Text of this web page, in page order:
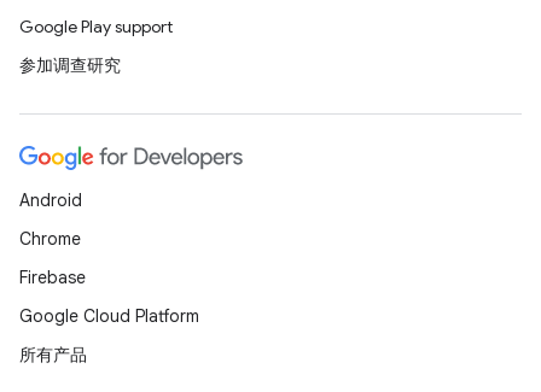
Google Play support
参加调查研究
Android
Chrome
Firebase
Google Cloud Platform
所有产品